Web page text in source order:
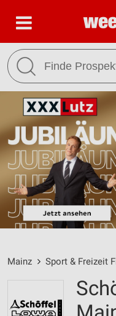
Mainz Sport & Freizeit